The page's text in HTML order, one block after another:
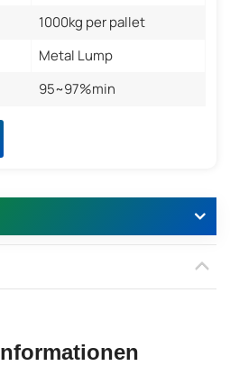
1000kg per pallet
Metal Lump
95~97%min